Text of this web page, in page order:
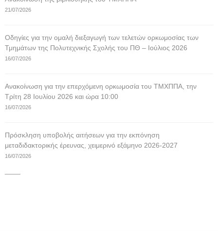
21/07/2026
Οδηγίες για την ομαλή διεξαγωγή των τελετών ορκωμοσίας των
Τμημάτων της Πολυτεχνικής Σχολής του ΠΘ – Ιούλιος 2026
16/07/2026
Ανακοίνωση για την επερχόμενη ορκωμοσία του ΤΜΧΠΠΑ, την
Τρίτη 28 Ιουλίου 2026 και ώρα 10:00
16/07/2026
Πρόσκληση υποβολής αιτήσεων για την εκπόνηση
μεταδιδακτορικής έρευνας, χειμερινό εξάμηνο 2026-2027
16/07/2026